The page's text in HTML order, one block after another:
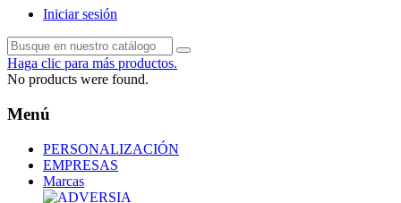
Iniciar sesión
Haga clic para más productos.
No products were found.
Menú
PERSONALIZACIÓN
EMPRESAS
Marcas